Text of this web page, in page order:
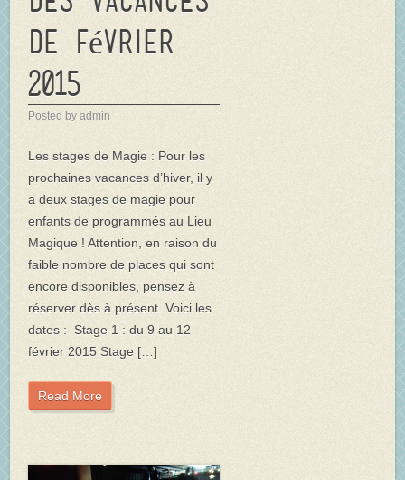
de février
2015
Posted by admin
Les stages de Magie : Pour les
prochaines vacances d’hiver, il y
a deux stages de magie pour
enfants de programmés au Lieu
Magique ! Attention, en raison du
faible nombre de places qui sont
encore disponibles, pensez à
réserver dès à présent. Voici les
dates : Stage 1 : du 9 au 12
février 2015 Stage […]
Read More